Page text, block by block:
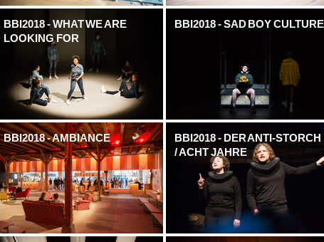
BBI2018 - WHAT WE ARE
LOOKING FOR
BBI2018 - SAD BOY CULTURE
BBI2018 - AMBIANCE
BBI2018 - DER ANTI-STORCH
/ ACHT JAHRE